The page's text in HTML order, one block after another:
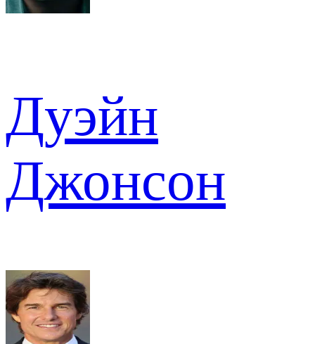
Дуэйн
Джонсон